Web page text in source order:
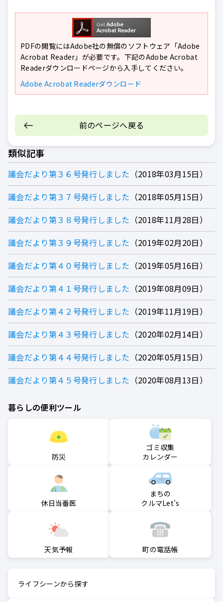
PDFの閲覧にはAdobe社の無償のソフトウェア「Adobe
Acrobat Reader」が必要です。下記のAdobe Acrobat
Readerダウンロードページから入手してください。
Adobe Acrobat Readerダウンロード
前のページへ戻る
類似記事
議会だより第３６号発行しました
2018年03月15日
議会だより第３７号発行しました
2018年05月15日
議会だより第３８号発行しました
2018年11月28日
議会だより第３９号発行しました
2019年02月20日
議会だより第４０号発行しました
2019年05月16日
議会だより第４１号発行しました
2019年08月09日
議会だより第４２号発行しました
2019年11月19日
議会だより第４３号発行しました
2020年02月14日
議会だより第４４号発行しました
2020年05月15日
議会だより第４５号発行しました
2020年08月13日
暮らしの便利ツール
防災
ゴミ収集
カレンダー
休日当番医
まちの
クルマLet's
天気予報 町の電話帳
ライフシーンから探す